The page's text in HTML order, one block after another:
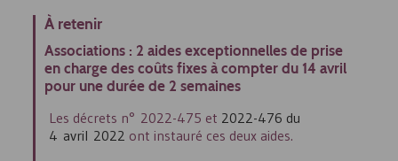
À retenir
Associations : 2 aides exceptionnelles de prise
en charge des coûts fixes à compter du 14 avril
pour une durée de 2 semaines
Les décrets n° 2022-475 et 2022-476 du
4 avril 2022 ont instauré ces deux aides.